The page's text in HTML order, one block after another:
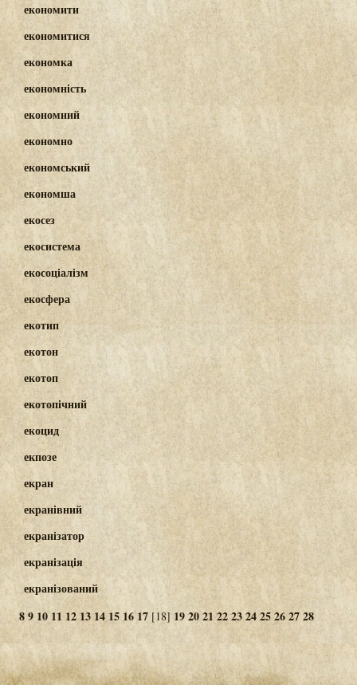
економити
економитися
економка
економність
економний
економно
економський
економша
екосез
екосистема
екосоціалізм
екосфера
екотип
екотон
екотоп
екотопічний
екоцид
екпозе
екран
екранівний
екранізатор
екранізація
екранізований
89 10 11 12 13 14 15 16 17 [18]192021 22232425262728